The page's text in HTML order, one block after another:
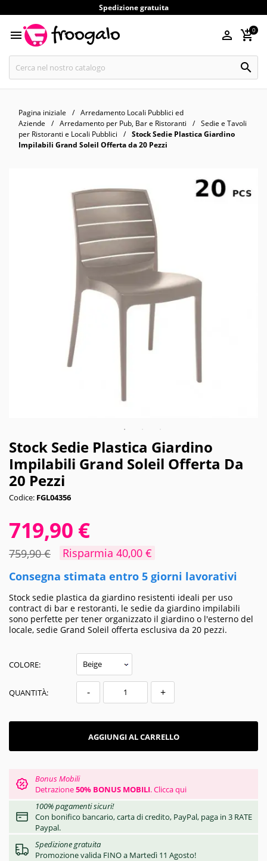
Spedizione gratuita
  0

Pagina iniziale
Arredamento Locali Pubblici ed
Aziende
Arredamento per Pub, Bar e Ristoranti
Sedie e Tavoli
per Ristoranti e Locali Pubblici
Stock Sedie Plastica Giardino
Impilabili Grand Soleil Offerta da 20 Pezzi
Stock Sedie Plastica Giardino
Impilabili Grand Soleil Offerta Da
20 Pezzi
Codice: FGL04356
719,90 €
759,90 €
Risparmia 40,00 €
Consegna stimata entro 5 giorni lavorativi
Stock sedie plastica da giardino resistenti ideali per uso
contract di bar e restoranti, le sedie da giardino impilabili
sono perfette per tener organizzato il giardino o l'esterno del
locale, sedie Grand Soleil offerta esclusiva da 20 pezzi.
COLORE:
QUANTITÀ: - +
AGGIUNGI AL CARRELLO
Bonus Mobili
Detrazione50% BONUS MOBILI.Clicca qui
100% pagamenti sicuri!
Con bonifico bancario, carta di credito, PayPal, paga in 3 RATE
Paypal.
Spedizione gratuita
Promozione valida FINO a Martedì 11 Agosto!